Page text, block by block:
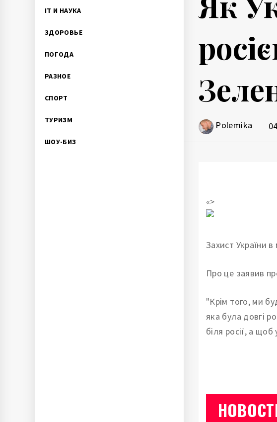
IT И НАУКА
ЗДОРОВЬЕ
ПОГОДА
РАЗНОЕ
СПОРТ
ТУРИЗМ
ШОУ-БИЗ
Polemika
«>
Захист України
Про це заявив
"Крім того, ми
яка була довгі
біля росії, а